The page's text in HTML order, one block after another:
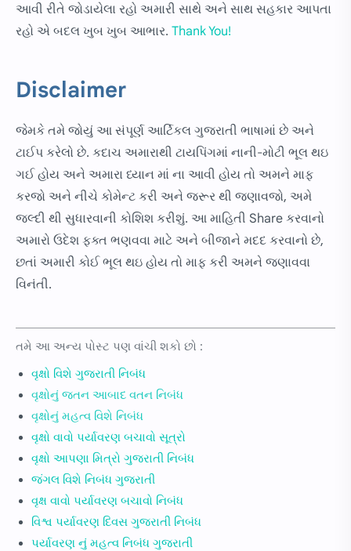
આવી રીતે જોડાયેલા રહો અમારી સાથે અને સાથ સહકાર આપતા
રહો એ બદલ ખુબ ખુબ આભાર. Thank You!
Disclaimer
જેમકે તમે જોયું આ સંપૂર્ણ આર્ટિકલ ગુજરાતી ભાષામાં છે અને
ટાઈપ કરેલો છે. કદાચ અમારાથી ટાયપિંગમાં નાની-મોટી ભૂલ થઇ
ગઈ હોય અને અમારા ધ્યાન માં ના આવી હોય તો અમને માફ
કરજો અને નીચે કોમેન્ટ કરી અને જરૂર થી જણાવજો, અમે
જલ્દી થી સુધારવાની કોશિશ કરીશું. આ માહિતી Share કરવાનો
અમારો ઉદેશ ફક્ત ભણવવા માટે અને બીજાને મદદ કરવાનો છે,
છતાં અમારી કોઈ ભૂલ થઇ હોય તો માફ કરી અમને જણાવવા
વિનંતી.
તમે આ અન્ય પોસ્ટ પણ વાંચી શકો છો :
વૃક્ષો વિશે ગુજરાતી નિબંધ
વૃક્ષોનું જતન આબાદ વતન નિબંધ
વૃક્ષોનું મહત્વ વિશે નિબંધ
વૃક્ષો વાવો પર્યાવરણ બચાવો સૂત્રો
વૃક્ષો આપણા મિત્રો ગુજરાતી નિબંધ
જંગલ વિશે નિબંધ ગુજરાતી
વૃક્ષ વાવો પર્યાવરણ બચાવો નિબંધ
વિશ્વ પર્યાવરણ દિવસ ગુજરાતી નિબંધ
પર્યાવરણ નું મહત્વ નિબંધ ગુજરાતી